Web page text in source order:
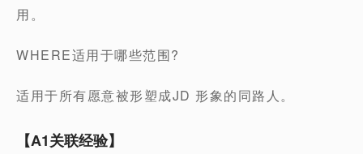
用。
WHERE适用于哪些范围?
适用于所有愿意被形塑成JD 形象的同路人。
【A1关联经验】